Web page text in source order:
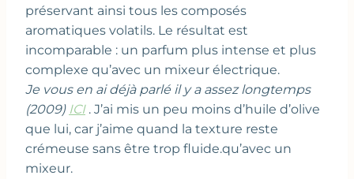
préservant ainsi tous les composés
aromatiques volatils. Le résultat est
incomparable : un parfum plus intense et plus
complexe qu’avec un mixeur électrique.
Je vous en ai déjà parlé il y a assez longtemps
(2009) ICI. J’ai mis un peu moins d’huile d’olive
que lui, car j’aime quand la texture reste
crémeuse sans être trop fluide.qu’avec un
mixeur.